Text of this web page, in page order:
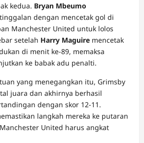
kedua. Bryan Mbeumo
dengan mencetak gol di
Manchester United untuk lolos
setelah Harry Maguire mencetak
di menit ke-89, memaksa
ke babak adu penalti.
yang menegangkan itu, Grimsby
juara dan akhirnya berhasil
dengan skor 12-11.
langkah mereka ke putaran
United harus angkat